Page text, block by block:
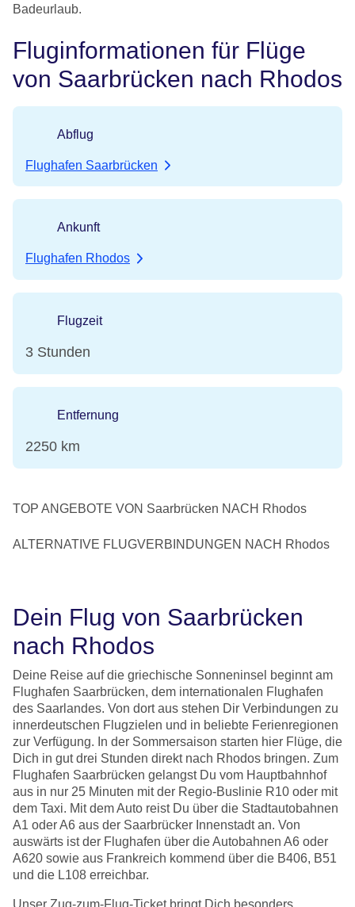
Badeurlaub.
Fluginformationen für Flüge
von Saarbrücken nach Rhodos
Abflug
Flughafen Saarbrücken
Ankunft
Flughafen Rhodos
Flugzeit
3 Stunden
Entfernung
2250 km
TOP ANGEBOTE VON Saarbrücken NACH Rhodos
ALTERNATIVE FLUGVERBINDUNGEN NACH Rhodos
Dein Flug von Saarbrücken
nach Rhodos
Deine Reise auf die griechische Sonneninsel beginnt am
Flughafen Saarbrücken, dem internationalen Flughafen
des Saarlandes. Von dort aus stehen Dir Verbindungen zu
innerdeutschen Flugzielen und in beliebte Ferienregionen
zur Verfügung. In der Sommersaison starten hier Flüge, die
Dich in gut drei Stunden direkt nach Rhodos bringen. Zum
Flughafen Saarbrücken gelangst Du vom Hauptbahnhof
aus in nur 25 Minuten mit der Regio-Buslinie R10 oder mit
dem Taxi. Mit dem Auto reist Du über die Stadtautobahnen
A1 oder A6 aus der Saarbrücker Innenstadt an. Von
auswärts ist der Flughafen über die Autobahnen A6 oder
A620 sowie aus Frankreich kommend über die B406, B51
und die L108 erreichbar.
Unser Zug-zum-Flug-Ticket bringt Dich besonders